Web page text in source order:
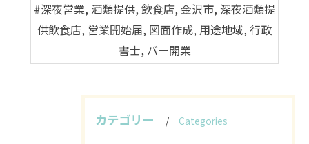
#深夜営業, 酒類提供, 飲食店, 金沢市, 深夜酒類提
供飲食店, 営業開始届, 図面作成, 用途地域, 行政
書士, バー開業
カテゴリー Categories